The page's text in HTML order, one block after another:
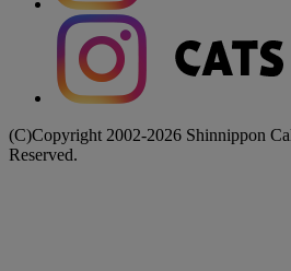
(C)Copyright 2002-2026 Shinnippon
Reserved.